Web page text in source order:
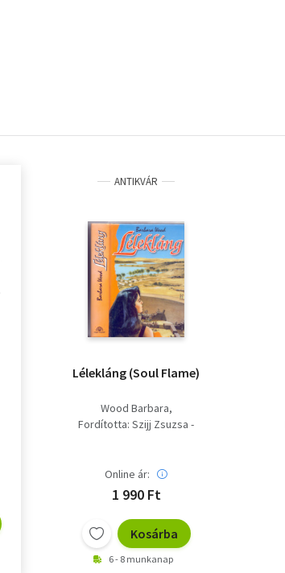
ANTIKVÁR
Lélekláng (Soul Flame)
Wood Barbara
Fordította: Szijj Zsuzsa -
Online ár:
1 990 Ft
Kosárba
6 - 8 munkanap